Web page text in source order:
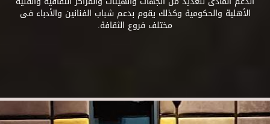
الأهلية والحكومية وكذلك يقوم بدعم شباب الفنانين والأدباء فى
مختلف فروع الثقافة.